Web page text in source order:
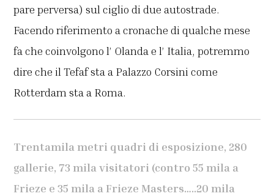
pare perversa) sul ciglio di due autostrade.
Facendo riferimento a cronache di qualche mese
fa che coinvolgono l’ Olanda e l’ Italia, potremmo
dire che il Tefaf sta a Palazzo Corsini come
Rotterdam sta a Roma.
Trentamila metri quadri di esposizione, 280
gallerie, 73 mila visitatori (contro 55 mila a
Frieze e 35 mila a Frieze Masters…..20 mila